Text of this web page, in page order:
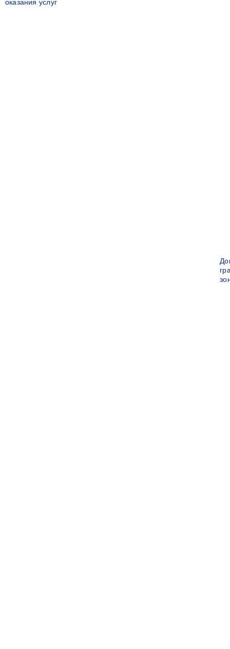
оказания услуг